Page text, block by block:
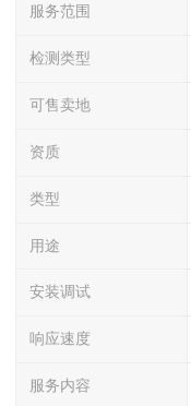
服务范围
检测类型
可售卖地
资质
类型
用途
安装调试
响应速度
服务内容